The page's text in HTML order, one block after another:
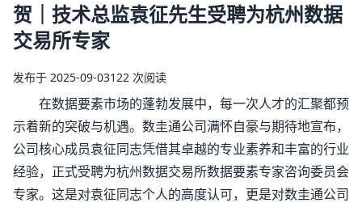
贺｜技术总监袁征先生受聘为杭州数据
交易所专家
发布于 2025-09-03122 次阅读
在数据要素市场的蓬勃发展中，每一次人才的汇聚都预
示着新的突破与机遇。数圭通公司满怀自豪与期待地宣布，
公司核心成员袁征同志凭借其卓越的专业素养和丰富的行业
经验，正式受聘为杭州数据交易所数据要素专家咨询委员会
专家。这是对袁征同志个人的高度认可，更是对数圭通公司